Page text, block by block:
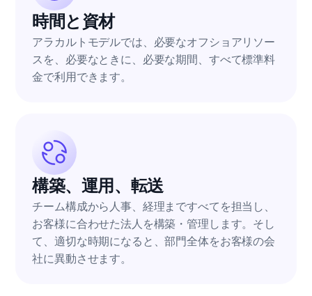
時間と資材
アラカルトモデルでは、必要なオフショアリソー
スを、必要なときに、必要な期間、すべて標準料
金で利用できます。
構築、運用、転送
チーム構成から人事、経理まですべてを担当し、
お客様に合わせた法人を構築・管理します。そし
て、適切な時期になると、部門全体をお客様の会
社に異動させます。